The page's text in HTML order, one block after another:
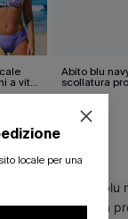
a vita
Abito blu
scollatura
cintura
locale per una